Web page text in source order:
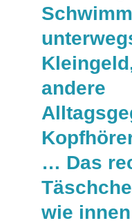
andere
… Das
wie innen